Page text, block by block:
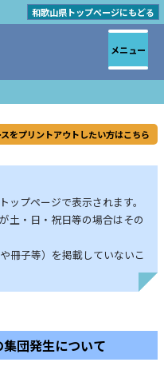
和歌山県トップページにもどる
をプリントアウトしたい方はこちら
プページで表示されます。
土・日・祝日等の場合はその
冊子等）を掲載していないこ
団発生について
メニュー